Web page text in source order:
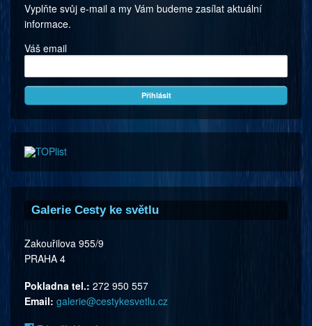
Vyplňte svůj e-mail a my Vám budeme zasílat aktuální
informace.
Váš email
Galerie Cesty ke světlu
Zakouřilova 955/9
PRAHA 4
Pokladna tel.: 272 950 557
Email: galerie@cestykesvetlu.cz